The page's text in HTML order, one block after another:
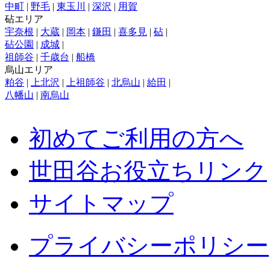
中町 | 野毛 | 東玉川 | 深沢 | 用賀
砧エリア
宇奈根 | 大蔵 | 岡本 | 鎌田 | 喜多見 | 砧 |
砧公園 | 成城 |
祖師谷 | 千歳台 | 船橋
烏山エリア
粕谷 | 上北沢 | 上祖師谷 | 北烏山 | 給田 |
八幡山 | 南烏山
初めてご利用の方へ
世田谷お役立ちリンク
サイトマップ
プライバシーポリシー